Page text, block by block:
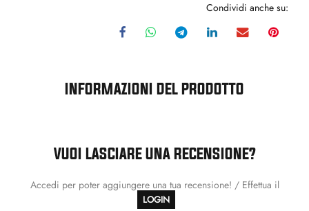
Condividi anche su:
INFORMAZIONI DEL PRODOTTO
VUOI LASCIARE UNA RECENSIONE?
Accedi per poter aggiungere una tua recensione! / Effettua il
LOGIN